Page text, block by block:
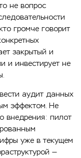
не вопрос
громче говорит
закрытый и
и инвестирует не
аудит данных
эффектом. Не
внедрения: пилот
уже в текущем
—